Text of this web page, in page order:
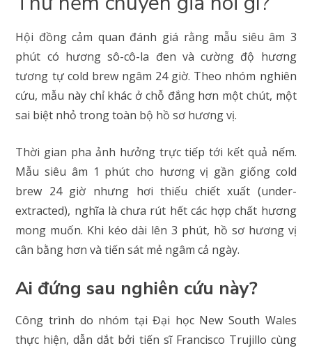
Hội đồng cảm quan đánh giá rằng mẫu siêu âm 3
phút có hương sô-cô-la đen và cường độ hương
tương tự cold brew ngâm 24 giờ. Theo nhóm nghiên
cứu, mẫu này chỉ khác ở chỗ đắng hơn một chút, một
sai biệt nhỏ trong toàn bộ hồ sơ hương vị.
Thời gian pha ảnh hưởng trực tiếp tới kết quả nếm.
Mẫu siêu âm 1 phút cho hương vị gần giống cold
brew 24 giờ nhưng hơi thiếu chiết xuất (under-
extracted), nghĩa là chưa rút hết các hợp chất hương
mong muốn. Khi kéo dài lên 3 phút, hồ sơ hương vị
cân bằng hơn và tiến sát mẻ ngâm cả ngày.
Ai đứng sau nghiên cứu này?
Công trình do nhóm tại Đại học New South Wales
thực hiện, dẫn dắt bởi tiến sĩ Francisco Trujillo cùng